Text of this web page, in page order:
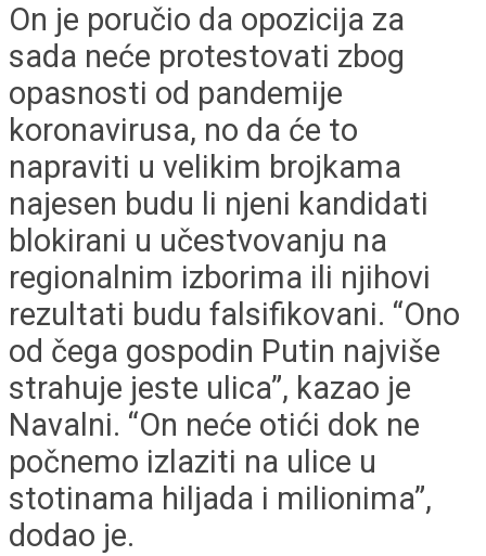
On je poručio da opozicija za
sada neće protestovati zbog
opasnosti od pandemije
koronavirusa, no da će to
napraviti u velikim brojkama
najesen budu li njeni kandidati
blokirani u učestvovanju na
regionalnim izborima ili njihovi
rezultati budu falsifikovani. “Ono
od čega gospodin Putin najviše
strahuje jeste ulica”, kazao je
Navalni. “On neće otići dok ne
počnemo izlaziti na ulice u
stotinama hiljada i milionima”,
dodao je.